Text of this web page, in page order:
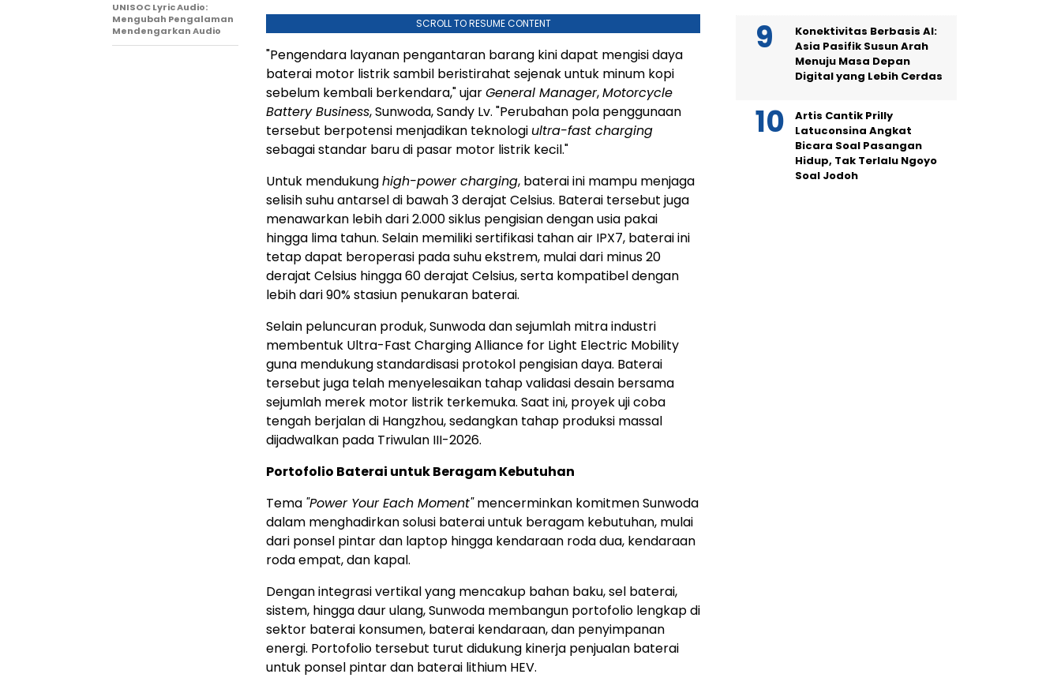
SCROLL TO RESUME CONTENT
"Pengendara layanan pengantaran barang kini dapat mengisi daya
baterai motor listrik sambil beristirahat sejenak untuk minum kopi
sebelum kembali berkendara," ujarGeneral Manager,Motorcycle
Battery Business, Sunwoda, Sandy Lv. "Perubahan pola penggunaan
tersebut berpotensi menjadikan teknologi ultra-fast charging
sebagai standar baru di pasar motor listrik kecil."
Untuk mendukunghigh-power charging, baterai ini mampu menjaga
selisih suhu antarsel di bawah 3 derajat Celsius. Baterai tersebut juga
menawarkan lebih dari 2.000 siklus pengisian dengan usia pakai
hingga lima tahun. Selain memiliki sertifikasi tahan air IPX7, baterai ini
tetap dapat beroperasi pada suhu ekstrem, mulai dari minus 20
derajat Celsius hingga 60 derajat Celsius, serta kompatibel dengan
lebih dari 90% stasiun penukaran baterai.
Selain peluncuran produk, Sunwoda dan sejumlah mitra industri
membentuk Ultra-Fast Charging Alliance for Light Electric Mobility
guna mendukung standardisasi protokol pengisian daya. Baterai
tersebut juga telah menyelesaikan tahap validasi desain bersama
sejumlah merek motor listrik terkemuka. Saat ini, proyek uji coba
tengah berjalan di Hangzhou, sedangkan tahap produksi massal
dijadwalkan pada Triwulan III-2026.
Portofolio Baterai untuk Beragam Kebutuhan
Tema "Power Your Each Moment"mencerminkan komitmen Sunwoda
dalam menghadirkan solusi baterai untuk beragam kebutuhan, mulai
dari ponsel pintar dan laptop hingga kendaraan roda dua, kendaraan
roda empat, dan kapal.
Dengan integrasi vertikal yang mencakup bahan baku, sel baterai,
sistem, hingga daur ulang, Sunwoda membangun portofolio lengkap di
sektor baterai konsumen, baterai kendaraan, dan penyimpanan
energi. Portofolio tersebut turut didukung kinerja penjualan baterai
untuk ponsel pintar dan baterai lithium HEV.
UNISOC Lyric Audio:
Mengubah Pengalaman
Mendengarkan Audio
Konektivitas Berbasis AI:
Asia Pasifik Susun Arah
Menuju Masa Depan
Digital yang Lebih Cerdas
Artis Cantik Prilly
Latuconsina Angkat
Bicara Soal Pasangan
Hidup, Tak Terlalu Ngoyo
Soal Jodoh